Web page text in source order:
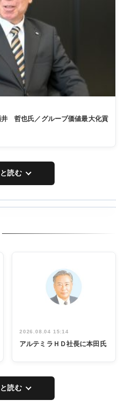
哲也氏／グループ価値最大化貢
読む
2026.08.04 15:14
アルテミラＨＤ社長に本田氏
読む